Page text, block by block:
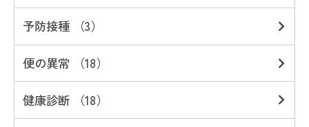
予防接種 （3）
便の異常 （18）
健康診断 （18）